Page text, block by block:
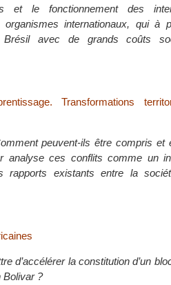
le fonctionnement des
internationaux, qui à
avec de grands coûts
Transformations
peuvent-ils être compris et
analyse ces conflits comme un
rapports existants entre la
d’accélérer la constitution d’un
Bolivar ?